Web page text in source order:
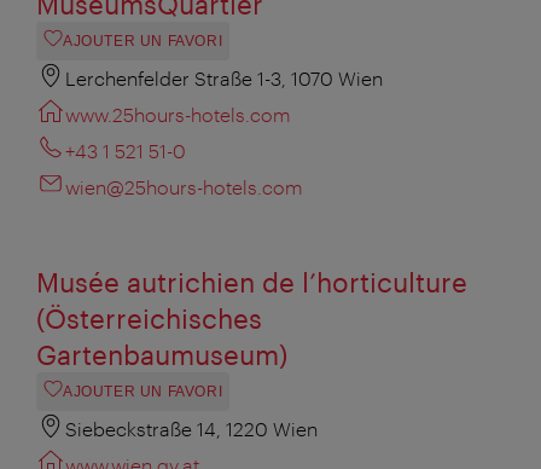
AJOUTER UN FAVORI
Lerchenfelder Straße 1-3, 1070 Wien
www.25hours-hotels.com
+43 1 521 51-0
wien@25hours-hotels.com
Musée autrichien de l’horticulture
(Österreichisches
Gartenbaumuseum)
AJOUTER UN FAVORI
Siebeckstraße 14, 1220 Wien